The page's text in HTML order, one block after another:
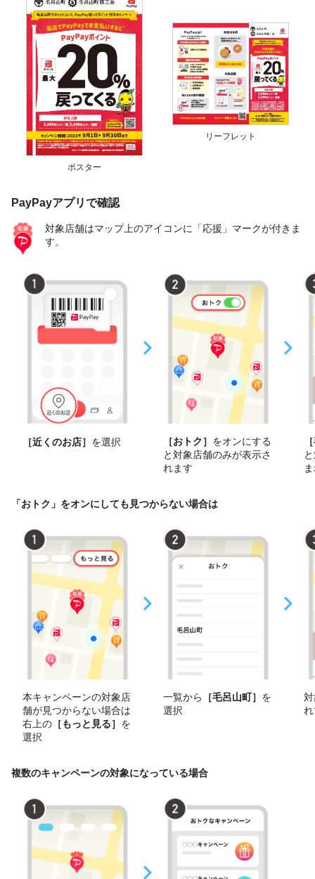
ポスター
リーフレット
PayPayアプリで確認
対象店舗はマップ上のアイコンに「応援」マークが付きま
す。
［近くのお店］ を選択 ［おトク］ をオンにする
と対象店舗のみが表示さ
れます
「おトク」をオンにしても見つからない場合は
本キャンペーンの対象店
舗が見つからない場合は
右上の ［もっと見る］ を
選択
一覧から ［毛呂山町］ を
選択
複数のキャンペーンの対象になっている場合